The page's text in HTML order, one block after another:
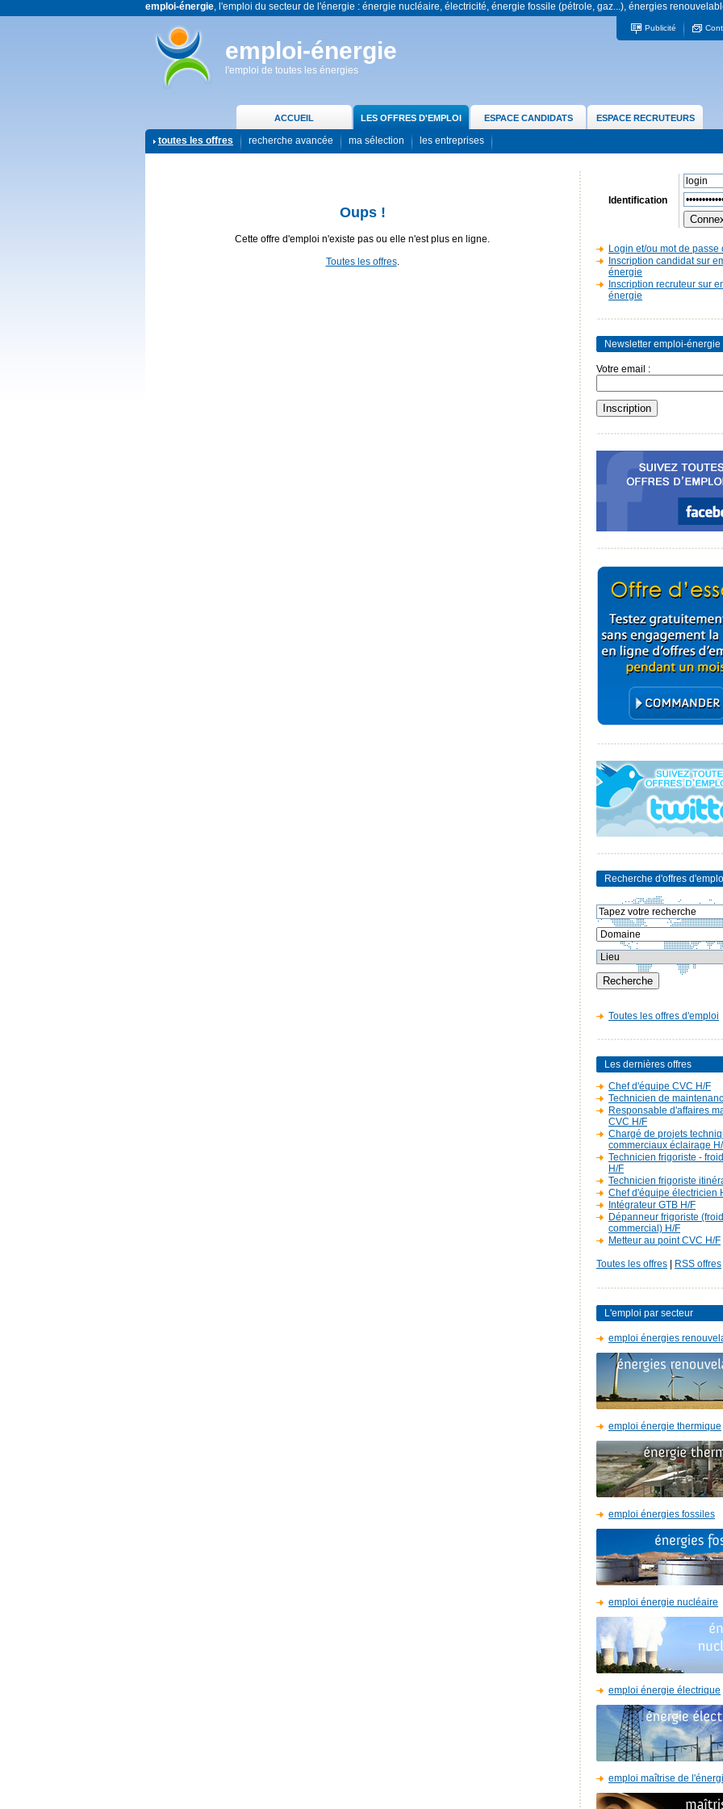
emploi-énergie, l'emploi du secteur de l'énergie : énergie nucléaire, électricité, énergie fossile (pétrole, gaz...), énergies
emploi-énergie
l'emploi de toutes les énergies
Publicité
ACCUEIL LES OFFRES D'EMPLOI ESPACE CANDIDATS ESPACE RECRUTEURS
toutes les offres recherche avancée ma sélection les entreprises
Oups !
Cette offre d'emploi n'existe pas ou elle n'est plus en ligne.
Toutes les offres.
Identification
Login et/ou mot de passe
Inscription candidat sur
énergie
Inscription recruteur sur
énergie
Newsletter emploi-énergie
Votre email :
Recherche d'offres
Toutes les offres d'emploi
Les dernières offres
Chef d'équipe CVC H/F
Technicien de
Responsable d'affaires
CVC H/F
Chargé de projets
commerciaux éclairage
Technicien frigoriste -
H/F
Technicien frigoriste
Chef d'équipe électricien
Intégrateur GTB H/F
Dépanneur frigoriste (froid
commercial) H/F
Metteur au point CVC H/F
Toutes les offres RSS offres
L'emploi par secteur
emploi énergies
emploi énergie thermique
emploi énergies fossiles
emploi énergie nucléaire
emploi énergie électrique
emploi maîtrise de